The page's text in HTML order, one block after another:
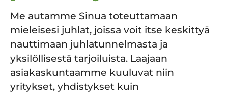
Me autamme Sinua toteuttamaan
mieleisesi juhlat, joissa voit itse keskittyä
nauttimaan juhlatunnelmasta ja
yksilöllisestä tarjoiluista. Laajaan
asiakaskuntaamme kuuluvat niin
yritykset, yhdistykset kuin